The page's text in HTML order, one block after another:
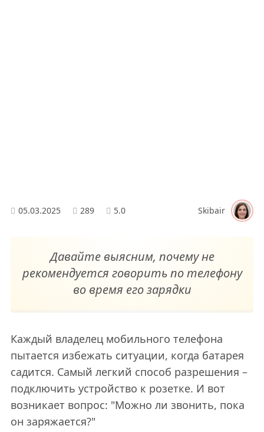
05.03.2025 289 5.0 Skibair
Давайте выясним, почему не
рекомендуется говорить по телефону
во время его зарядки
Каждый владелец мобильного телефона
пытается избежать ситуации, когда батарея
садится. Самый легкий способ разрешения –
подключить устройство к розетке. И вот
возникает вопрос: "Можно ли звонить, пока
он заряжается?"